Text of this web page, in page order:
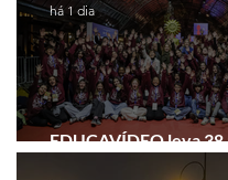
EDUCAVÍDEO leva
Festival de Cinema de
há 1 dia